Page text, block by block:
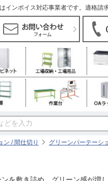
インボイス対応事業者です。適格
ン / 間仕切り グリーンパーテーシ